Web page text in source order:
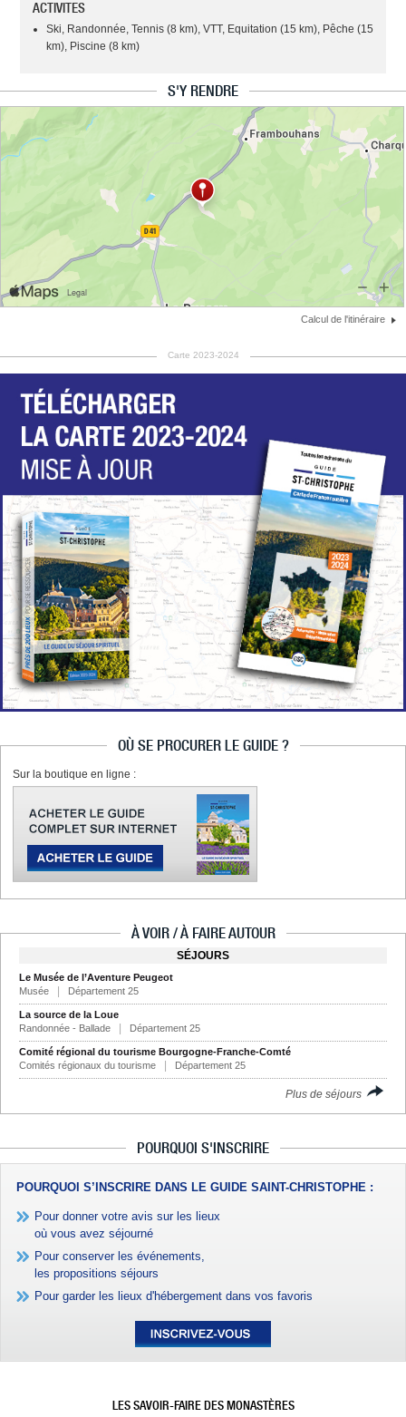
ACTIVITES
Ski, Randonnée, Tennis (8 km), VTT, Equitation (15 km), Pêche (15
km), Piscine (8 km)
S'Y RENDRE
Calcul de l'itinéraire
Carte 2023-2024
OÙ SE PROCURER LE GUIDE ?
Sur la boutique en ligne :
À VOIR / À FAIRE AUTOUR
SÉJOURS
Le Musée de l’Aventure Peugeot
Musée
Département 25
La source de la Loue
Randonnée - Ballade
Département 25
Comité régional du tourisme Bourgogne-Franche-Comté
Comités régionaux du tourisme
Département 25
Plus de séjours
POURQUOI S'INSCRIRE
POURQUOI S’INSCRIRE DANS LE GUIDE SAINT-CHRISTOPHE :
Pour donner votre avis sur les lieux
où vous avez séjourné
Pour conserver les événements,
les propositions séjours
Pour garder les lieux d'hébergement dans vos favoris
LES SAVOIR-FAIRE DES MONASTÈRES